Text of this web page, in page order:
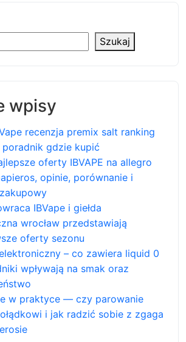
Szukaj
wpisy
recenzja premix salt ranking
poradnik gdzie kupić
oferty IBVAPE na allegro
opinie, porównanie i
IBVape i giełda
wrocław przedstawiają
oferty sezonu
– co zawiera liquid 0
wpływają na smak oraz
w praktyce — czy parowanie
i jak radzić sobie z zgaga